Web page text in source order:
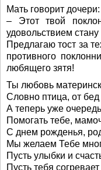
Мать говорит дочери:
– Этот твой
удовольствием
Предлагаю тост за
противного
любящего зятя!
Ты любовь
Словно птица, от
А теперь уже
Помогать тебе,
С днем рожденья,
Мы желаем Тебе
Пусть улыбки и
Пусть тебя